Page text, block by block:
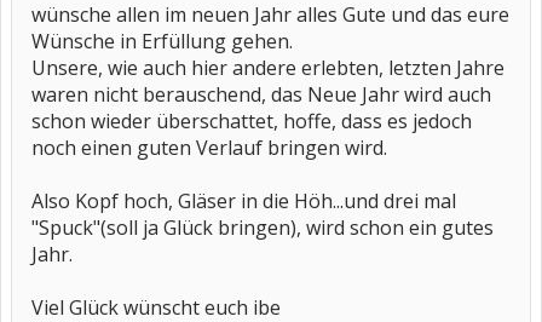
wünsche allen im neuen Jahr alles Gute und das eure
Wünsche in Erfüllung gehen.
Unsere, wie auch hier andere erlebten, letzten Jahre
waren nicht berauschend, das Neue Jahr wird auch
schon wieder überschattet, hoffe, dass es jedoch
noch einen guten Verlauf bringen wird.
Also Kopf hoch, Gläser in die Höh...und drei mal
"Spuck"(soll ja Glück bringen), wird schon ein gutes
Jahr.
Viel Glück wünscht euch ibe